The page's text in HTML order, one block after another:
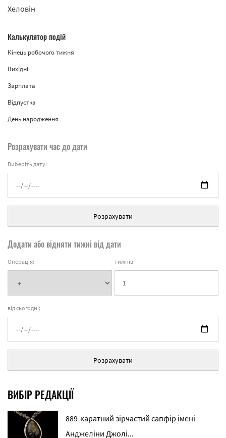
Хеловін
Калькулятор подій
Кінець робочого тижня
Вихідні
Зарплата
Відпустка
День народження
Розрахувати час до дати
Виберіть дату:
Розрахувати
Додати або відняти тижні від дати
Операція: тижнів:
від сьогодні:
Розрахувати
ВИБІР РЕДАКЦІЇ
889-каратний зірчастий сапфір імені
Анджеліни Джолі...